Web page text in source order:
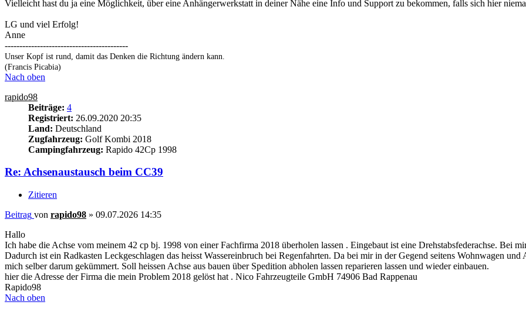
Vielleicht hast du ja eine Möglichkeit, über eine Anhängerwerkstatt in deiner Nähe eine Info und Support zu bekommen, falls sich hier
LG und viel Erfolg!
Anne
------------------------------------------
Unser Kopf ist rund, damit das Denken die Richtung ändern kann.
(Francis Picabia)
Nach oben
rapido98
Beiträge: 4
Registriert: 26.09.2020 20:35
Land: Deutschland
Zugfahrzeug: Golf Kombi 2018
Campingfahrzeug: Rapido 42Cp 1998
Re: Achsenaustausch beim CC39
Zitieren
Beitrag von rapido98 » 09.07.2026 14:35
Hallo
Ich habe die Achse vom meinem 42 cp bj. 1998 von einer Fachfirma 2018 überholen lassen . Eingebaut ist eine Drehstabsfederachse. Bei
Dadurch ist ein Radkasten Leckgeschlagen das heisst Wassereinbruch bei Regenfahrten. Da bei mir in der Gegend seitens Wohnwagen
mich selber darum gekümmert. Soll heissen Achse aus bauen über Spedition abholen lassen reparieren lassen und wieder einbauen.
hier die Adresse der Firma die mein Problem 2018 gelöst hat . Nico Fahrzeugteile GmbH 74906 Bad Rappenau
Rapido98
Nach oben